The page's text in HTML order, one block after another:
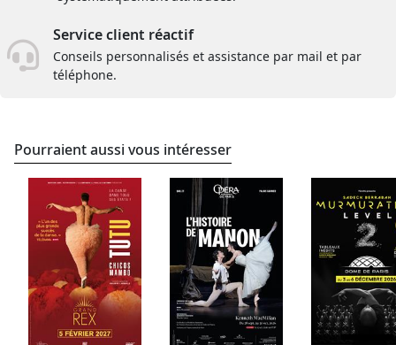
Service client réactif
Conseils personnalisés et assistance par mail et par
téléphone.
Pourraient aussi vous intéresser